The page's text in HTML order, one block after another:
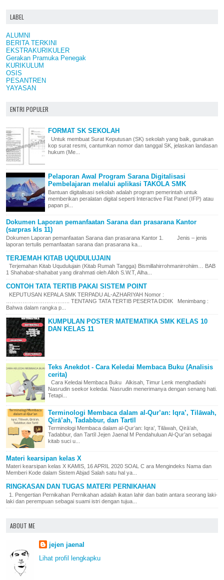
LABEL
ALUMNI
BERITA TERKINI
EKSTRAKURIKULER
Gerakan Pramuka Penegak
KURIKULUM
OSIS
PESANTREN
YAYASAN
ENTRI POPULER
FORMAT SK SEKOLAH
Untuk membuat Surat Keputusan (SK) sekolah yang baik, gunakan
kop surat resmi, cantumkan nomor dan tanggal SK, jelaskan landasan
hukum (Me...
Pelaporan Awal Program Sarana Digitalisasi
Pembelajaran melalui aplikasi TAKOLA SMK
Bantuan digitalisasi sekolah adalah program pemerintah untuk
memberikan peralatan digital seperti Interactive Flat Panel (IFP) atau
papan pi...
Dokumen Laporan pemanfaatan Sarana dan prasarana Kantor
(sarpras kls 11)
Dokumen Laporan pemanfaatan Sarana dan prasarana Kantor 1. Jenis – jenis
laporan tertulis pemanfaatan sarana dan prasarana ka...
TERJEMAH KITAB UQUDULUJAIN
Terjemahan Kitab Uqudulujain (Kitab Rumah Tangga) Bismillahirrohmanirrohiim… BAB
1 Shahabat-shahabat yang dirahmati oleh Alloh S.W.T, Alha...
CONTOH TATA TERTIB PAKAI SISTEM POINT
KEPUTUSAN KEPALA SMK TERPADU AL-AZHARIYAH Nomor :
…………………………….. TENTANG TATA TERTIB PESERTA DIDIK Menimbang :
Bahwa dalam rangka p...
KUMPULAN POSTER MATEMATIKA SMK KELAS 10
DAN KELAS 11
Teks Anekdot - Cara Keledai Membaca Buku (Analisis
cerita)
Cara Keledai Membaca Buku Alkisah, Timur Lenk menghadiahi
Nasrudin seekor keledai. Nasrudin menerimanya dengan senang hati.
Tetapi...
Terminologi Membaca dalam al-Qur’an: Iqra’, Tilāwah,
Qirā’ah, Tadabbur, dan Tartīl
Terminologi Membaca dalam al-Qur’an: Iqra’, Tilāwah, Qirā’ah,
Tadabbur, dan Tartīl Jejen Jaenal M Pendahuluan Al-Qur’an sebagai
kitab suci u...
Materi kearsipan kelas X
Materi kearsipan kelas X KAMIS, 16 APRIL 2020 SOAL C ara Mengindeks Nama dan
Memberi Kode dalam Sistem Abjad Salah satu hal ya...
RINGKASAN DAN TUGAS MATERI PERNIKAHAN
1. Pengertian Pernikahan Pernikahan adalah ikatan lahir dan batin antara seorang laki-
laki dan perempuan sebagai suami istri dengan tujua...
ABOUT ME
jejen jaenal
Lihat profil lengkapku